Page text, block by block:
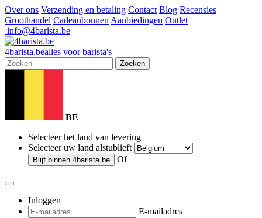
Over ons Verzending en betaling Contact Blog Recensies
Groothandel Cadeaubonnen Aanbiedingen Outlet
info@4barista.be
4barista.bealles voor barista's
Zoeken
BE
Selecteer het land van levering
Selecteer uw land alstublieft
Blijf binnen 4barista.be Of
Inloggen
E-mailadres